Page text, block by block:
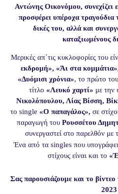
Αντώνης Οικονόμου, συνεχίζει
προσφέρει υπέροχα τραγούδια
δικές του, αλλά και
καταξιωμένους
Μερικές απ΄τις κυκλοφορίες του
εκδρομή», «Άι στα
«Δυόμισι χρόνια», το πρώτο
τίτλο «Λευκό χαρτί» με την
Νικολόπουλου, Λίας Βίσση,
το single «Ο παπαγάλος», σε
παραγωγή του Ρουσσέτου
συνεργαστεί στο παρελθόν με
Ένα από τα singles που
στίχους είναι και το
Σας παρουσιάζουμε και το
2023